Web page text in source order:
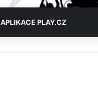
APLIKACE PLAY.CZ